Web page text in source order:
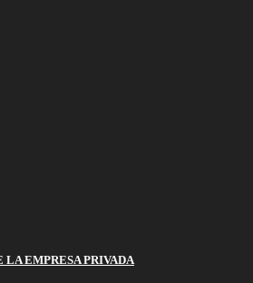
LA EMPRESA PRIVADA